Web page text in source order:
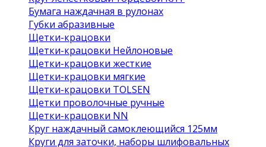
Бумага наждачная в рулонах
Губки абразивные
Щетки-крацовки
Щетки-крацовки Нейлоновые
Щетки-крацовки жесткие
Щетки-крацовки мягкие
Щетки-крацовки TOLSEN
Щетки проволочные ручные
Щетки-крацовки NN
Круг наждачный самоклеющийся 125мм
Круги для заточки, наборы шлифовальных